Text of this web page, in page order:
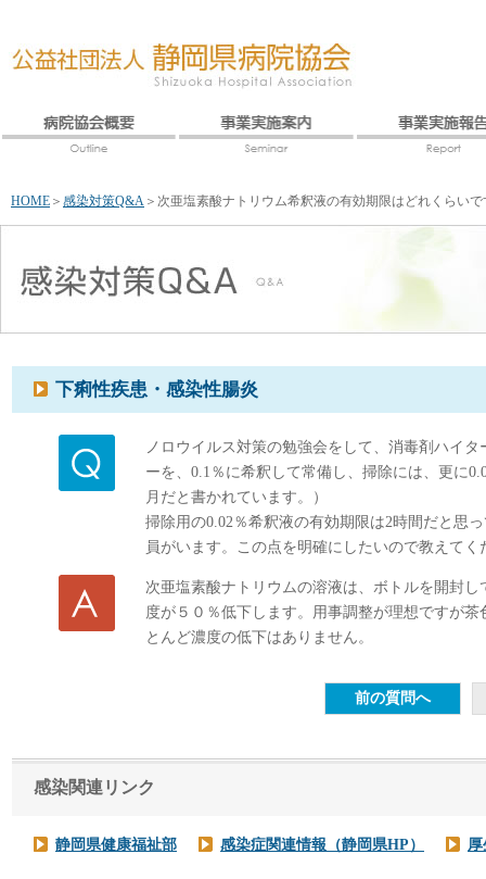
HOME ＞ 感染対策Q&A ＞ 次亜塩素酸ナトリウム希釈液の有効期限はどれくらいで
下痢性疾患・感染性腸炎
ノロウイルス対策の勉強会をして、消毒剤ハイ
ーを、0.1％に希釈して常備し、掃除には、更に
月だと書かれています。）
掃除用の0.02％希釈液の有効期限は2時間だと思
員がいます。この点を明確にしたいので教えてく
次亜塩素酸ナトリウムの溶液は、ボトルを開封
度が５０％低下します。用事調整が理想ですが
とんど濃度の低下はありません。
感染関連リンク
静岡県健康福祉部 感染症関連情報（静岡県HP）